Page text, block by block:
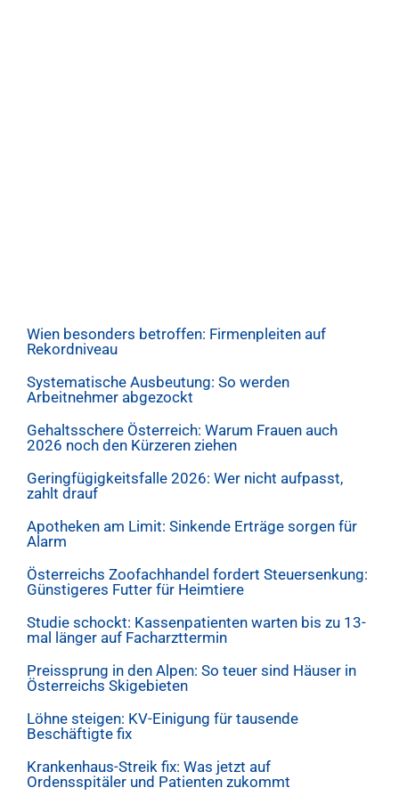
Wien besonders betroffen: Firmenpleiten auf
Rekordniveau
Systematische Ausbeutung: So werden
Arbeitnehmer abgezockt
Gehaltsschere Österreich: Warum Frauen auch
2026 noch den Kürzeren ziehen
Geringfügigkeitsfalle 2026: Wer nicht aufpasst,
zahlt drauf
Apotheken am Limit: Sinkende Erträge sorgen für
Alarm
Österreichs Zoofachhandel fordert Steuersenkung:
Günstigeres Futter für Heimtiere
Studie schockt: Kassenpatienten warten bis zu 13-
mal länger auf Facharzttermin
Preissprung in den Alpen: So teuer sind Häuser in
Österreichs Skigebieten
Löhne steigen: KV-Einigung für tausende
Beschäftigte fix
Krankenhaus-Streik fix: Was jetzt auf
Ordensspitäler und Patienten zukommt